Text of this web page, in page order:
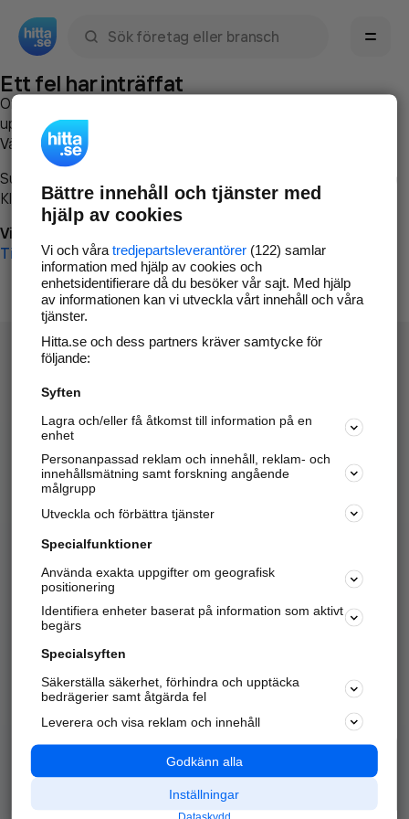
Ett fel har inträffat
Om du vill kan du
uppstod så att vi lättare och snabbare kan avhjälpa det.
Vänligen försök med följande:
Surfa till
Klicka påTillbaka-knappen i webbläsaren och försök igen
Vi beklagar besväret!
Till startsidan
Hitta.se - Gratis nummerupplysning.
Sök företag, personer och platser.
Hitta telefonnummer, adresser, företagsinfo mm.
Marknadsför företaget
Kom igång och annonsera mot
samarbetspartners nära dig.
Alla kategorier
Populära sökningar
API & Kartor
Annonsera
Integritet
Nödnummer
Bättre innehåll och tjänster med
hjälp av cookies
Vi och våra tredjepartsleverantörer(122) samlar
information med hjälp av cookies och
enhetsidentifierare då du besöker vår sajt. Med hjälp
av informationen kan vi utveckla vårt innehåll och våra
tjänster.
Hitta.se och dess partners kräver samtycke för
följande:
Syften
Lagra och/eller få åtkomst till information på en
enhet
Personanpassad reklam och innehåll, reklam- och
innehållsmätning samt forskning angående
målgrupp
Utveckla och förbättra tjänster
Specialfunktioner
Använda exakta uppgifter om geografisk
positionering
Identifiera enheter baserat på information som aktivt
begärs
Specialsyften
Säkerställa säkerhet, förhindra och upptäcka
bedrägerier samt åtgärda fel
Leverera och visa reklam och innehåll
Godkänn alla
Inställningar
Dataskydd